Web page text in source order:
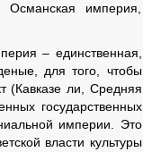
империя,
– единственная,
для того, чтобы
(Кавказе ли, Средняя
государственных
империи. Это
власти культуры